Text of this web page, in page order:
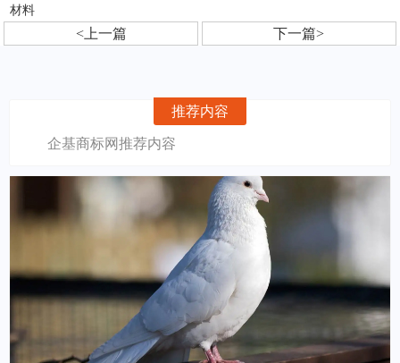
材料
<上一篇 下一篇>
推荐内容
企基商标网推荐内容